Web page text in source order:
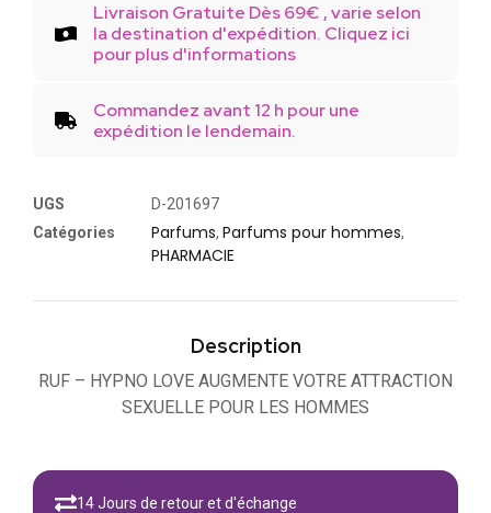
Livraison Gratuite Dès 69€ , varie selon
la destination d'expédition. Cliquez ici
pour plus d'informations
Commandez avant 12 h pour une
expédition le lendemain.
UGS
D-201697
Catégories
Parfums, Parfums pour hommes,
PHARMACIE
Description
RUF – HYPNO LOVE AUGMENTE VOTRE ATTRACTION
SEXUELLE POUR LES HOMMES
14 Jours de retour et d'échange